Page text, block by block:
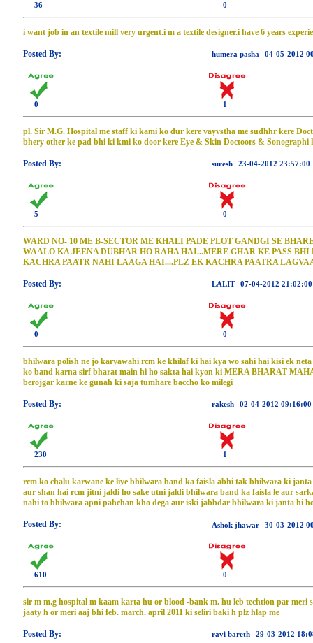
36 0
i want job in an textile mill very urgent.i m a textile designer.i have 6 years
Posted By: humera pasha 04-05-2012
0 1
pl. Sir M.G. Hospital me staff ki kami ko dur kere vayvstha me sudhhr kere
bhery other ke pad bhi ki kmi ko door kere Eye & Skin Doctoors & Sonographi
Posted By: suresh 23-04-2012 23:57:00
5 0
WARD NO- 10 ME B-SECTOR ME KHALI PADE PLOT GANDGI SE
WAALO KA JEENA DUBHAR HO RAHA HAI...MERE GHAR KE PASS
KACHRA PAATR NAHI LAAGA HAI....PLZ EK KACHRA PAATRA
Posted By: LALIT 07-04-2012 21:02:00
0 0
bhilwara polish ne jo karyawahi rcm ke khilaf ki hai kya wo sahi hai kisi ek
ko band karna sirf bharat main hi ho sakta hai kyon ki MERA BHARAT
berojgar karne ke gunah ki saja tumhare baccho ko milegi
Posted By: rakesh 02-04-2012 09:16:00
230 1
rcm ko chalu karwane ke liye bhilwara band ka faisla abhi tak bhilwara ki
aur shan hai rcm jitni jaldi ho sake utni jaldi bhilwara band ka faisla le aur
nahi to bhilwara apni pahchan kho dega aur iski jabbdar bhilwara ki janta hi
Posted By: Ashok jhawar 30-03-2012
610 0
sir m m.g hospital m kaam karta hu or blood -bank m. hu leb techtion par
jaaty h or meri aaj bhi feb. march. april 2011 ki seliri baki h plz hlap me
Posted By: ravi bareth 29-03-2012